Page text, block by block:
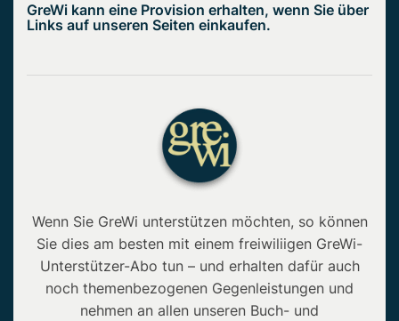
GreWi kann eine Provision erhalten, wenn Sie über
Links auf unseren Seiten einkaufen.
Wenn Sie GreWi unterstützen möchten, so können
Sie dies am besten mit einem freiwiliigen GreWi-
Unterstützer-Abo tun – und erhalten dafür auch
noch themenbezogenen Gegenleistungen und
nehmen an allen unseren Buch- und